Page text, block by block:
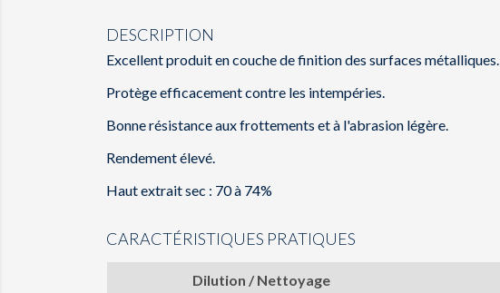
DESCRIPTION
Excellent produit en couche de finition des surfaces métalliques.
Protège efficacement contre les intempéries.
Bonne résistance aux frottements et à l'abrasion légère.
Rendement élevé.
Haut extrait sec : 70 à 74%
CARACTÉRISTIQUES PRATIQUES
Dilution / Nettoyage